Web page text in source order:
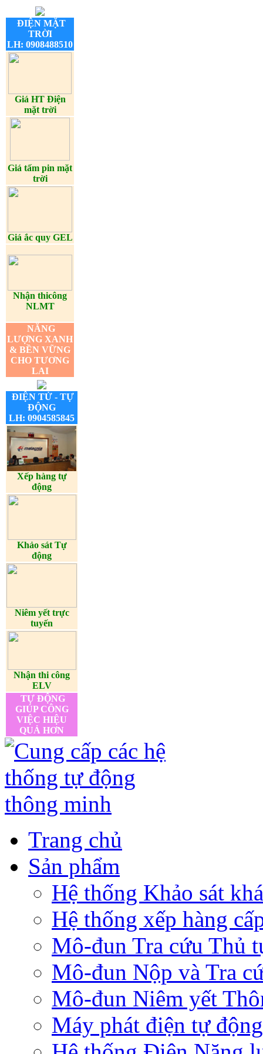
ĐIỆN MẶT
TRỜI
LH: 0908488510
Giá HT Điện
mặt trời
Giá tấm pin mặt
trời
Giá ắc quy GEL
Nhận thicông
NLMT
NĂNG
LƯỢNG XANH
& BỀN VỮNG
CHO TƯƠNG
LAI
ĐIỆN TỬ - TỰ
ĐỘNG
LH: 0904585845
Xếp hàng tự
động
Khảo sát Tự
động
Niêm yết trực
tuyến
Nhận thi công
ELV
TỰ ĐỘNG
GIÚP CÔNG
VIỆC HIỆU
QUẢ HƠN
Trang chủ
Sản phẩm
Hệ thống Khảo sát
Hệ thống xếp hàng
Mô-đun Tra cứu Thủ
Mô-đun Nộp và Tra
Mô-đun Niêm yết
Máy phát điện tự